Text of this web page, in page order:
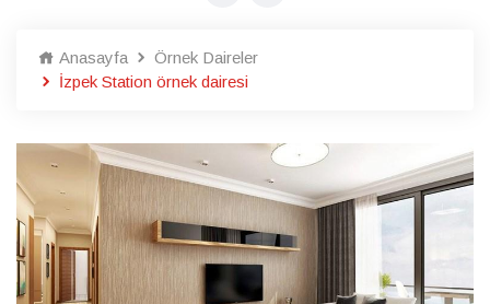
Anasayfa
Örnek Daireler
İzpek Station örnek dairesi